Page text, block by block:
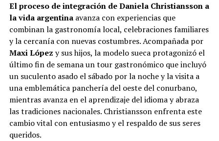
El proceso de integración deDaniela Christianssona
la vida argentinaavanza con experiencias que
combinan la gastronomía local, celebraciones familiares
y la cercanía con nuevas costumbres. Acompañada por
Maxi López y sus hijos, la modelo sueca protagonizó el
último fin de semana un tour gastronómico que incluyó
un suculento asado el sábado por la noche y la visita a
una emblemática panchería del oeste del conurbano,
mientras avanza en el aprendizaje del idioma y abraza
las tradiciones nacionales. Christiansson enfrenta este
cambio vital con entusiasmo y el respaldo de sus seres
queridos.